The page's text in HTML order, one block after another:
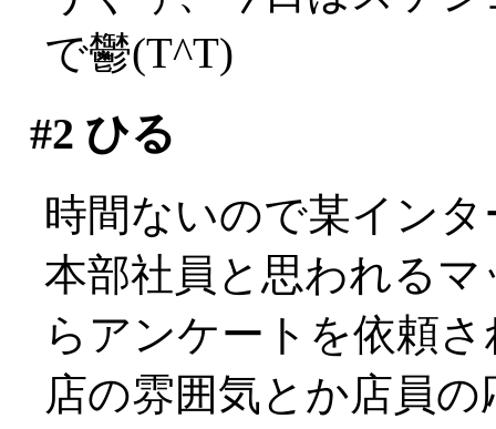
で鬱(T^T)
#2 ひる
時間ないので某イン
本部社員と思われる
らアンケートを依頼
店の雰囲気とか店員